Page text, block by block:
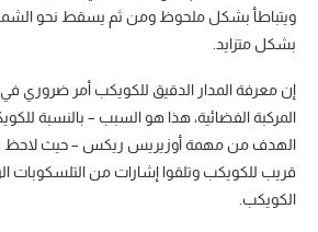
ويتباطأ بشكل ملحوظ ومن ثم يسقط نحو
بشكل متزايد.
إن معرفة المدار الدقيق للكويكب أمر ضروري
المركبة الفضائية، هذا هو السبب – بالنسبة
الهدف من مهمة أوزيريس ريكس – حيث لاحظ
قريب للكويكب وتلقوا إشارات من التلسكوبات
الكويكب.